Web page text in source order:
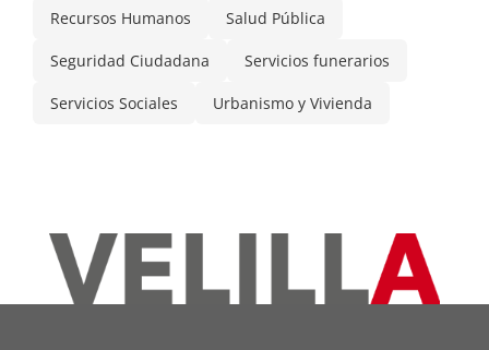
Recursos Humanos Salud Pública
Seguridad Ciudadana Servicios funerarios
Servicios Sociales Urbanismo y Vivienda